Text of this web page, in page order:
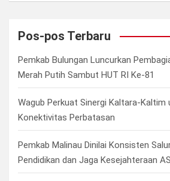
a
c
Pos-pos Terbaru
Pemkab Bulungan Luncurkan
Merah Putih Sambut HUT RI Ke-81
Wagub Perkuat Sinergi Kaltara-Kaltim
Konektivitas Perbatasan
Pemkab Malinau Dinilai Konsisten
Pendidikan dan Jaga Kesejahteraan